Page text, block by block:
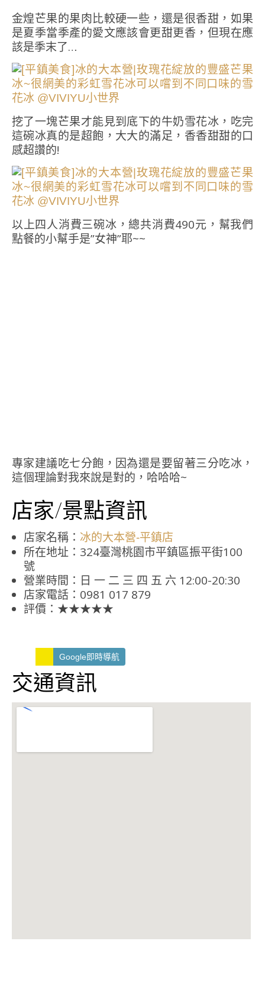
金煌芒果的果肉比較硬一些，還是很香甜，如果
是夏季當季產的愛文應該會更甜更香，但現在應
該是季末了…
挖了一塊芒果才能見到底下的牛奶雪花冰，吃完
這碗冰真的是超飽，大大的滿足，香香甜甜的口
感超讚的!
以上四人消費三碗冰，總共消費490元，幫我們
點餐的小幫手是”女神”耶~~
專家建議吃七分飽，因為還是要留著三分吃冰，
這個理論對我來說是對的，哈哈哈~
店家/景點資訊
店家名稱： 冰的大本營-平鎮店
所在地址：324臺灣桃園市平鎮區振平街100
號
營業時間：日 一 二 三 四 五 六 12:00-20:30
店家電話：0981 017 879
評價：★★★★★
Google即時導航
交通資訊